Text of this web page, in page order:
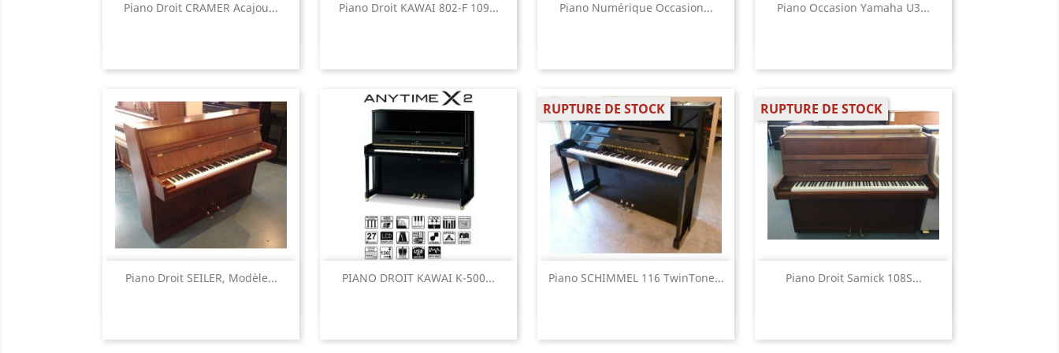
Piano Droit CRAMER Acajou...
Aperçu rapide Piano Droit KAWAI 802-F 109...
Aperçu rapide Piano Numérique Occasion...
Aperçu rapide Piano Occasion Yamaha U3...
Aperçu rapide
Piano Droit SEILER, Modèle...
Aperçu rapide PIANO DROIT KAWAI K-500...
Aperçu rapide Piano SCHIMMEL 116 TwinTone...
RUPTURE DE STOCK
Aperçu rapide Piano Droit Samick 108S...
RUPTURE DE STOCK
Aperçu rapide